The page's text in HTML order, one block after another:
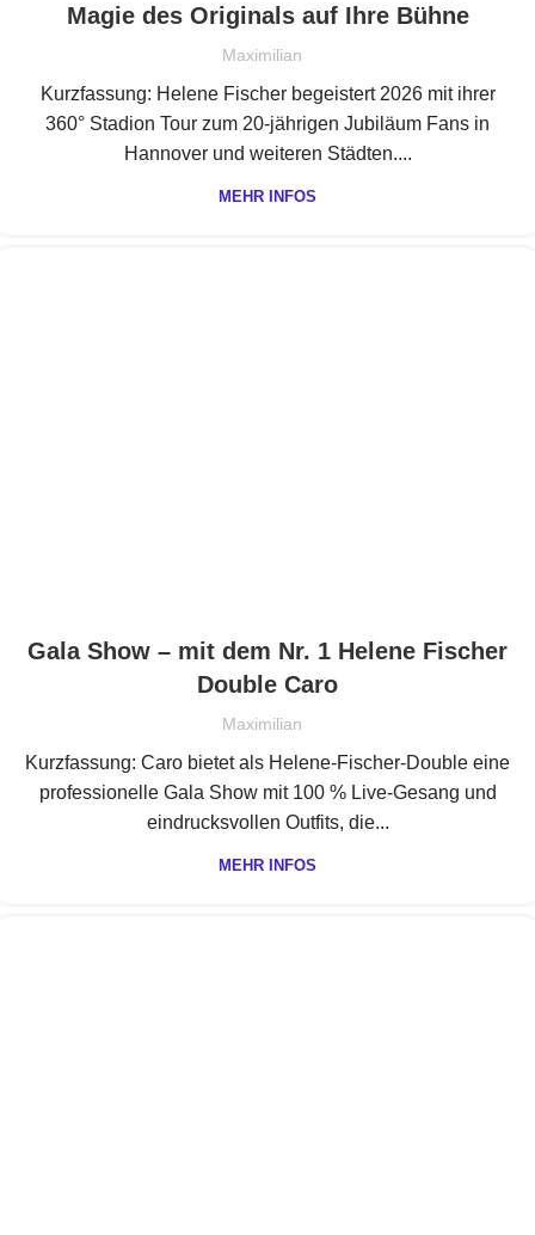
Magie des Originals auf Ihre Bühne
Maximilian
Kurzfassung: Helene Fischer begeistert 2026 mit ihrer
360° Stadion Tour zum 20-jährigen Jubiläum Fans in
Hannover und weiteren Städten....
MEHR INFOS
Gala Show – mit dem Nr. 1 Helene Fischer
Double Caro
Maximilian
Kurzfassung: Caro bietet als Helene-Fischer-Double eine
professionelle Gala Show mit 100 % Live-Gesang und
eindrucksvollen Outfits, die...
MEHR INFOS